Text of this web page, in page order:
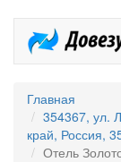
Главная
354367, ул.
край, Россия,
Отель